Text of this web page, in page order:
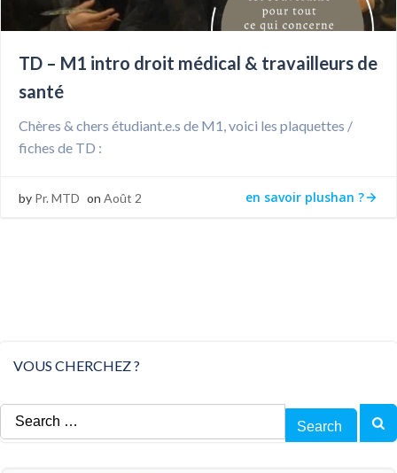
TD – M1 intro droit médical & travailleurs de
santé
Chères & chers étudiant.e.s de M1, voici les plaquettes /
fiches de TD :
by Pr. MTD on Août 2 en savoir plushan ?
VOUS CHERCHEZ ?
Search
for: